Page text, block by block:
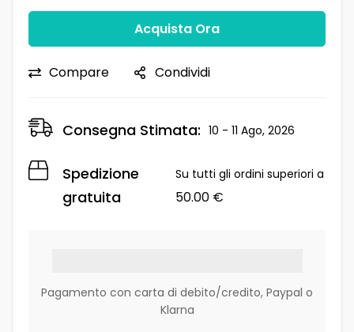
Acquista Ora
Compare Condividi
Consegna Stimata: 10 - 11 Ago, 2026
Spedizione
gratuita
Su tutti gli ordini superiori a
50.00 €
Pagamento con carta di debito/credito, Paypal o
Klarna